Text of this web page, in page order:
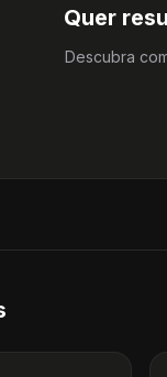
Quer
Descubra